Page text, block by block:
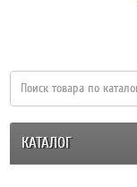
КАТАЛОГ